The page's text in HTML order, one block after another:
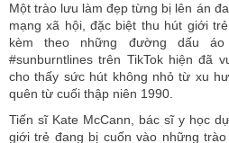
Một trào lưu làm đẹp từng bị lên án
mạng xã hội, đặc biệt thu hút giới
kèm theo những đường dấu
#sunburntlines trên TikTok hiện đã
cho thấy sức hút không nhỏ từ xu
quên từ cuối thập niên 1990.
Tiến sĩ Kate McCann, bác sĩ y học
giới trẻ đang bị cuốn vào những